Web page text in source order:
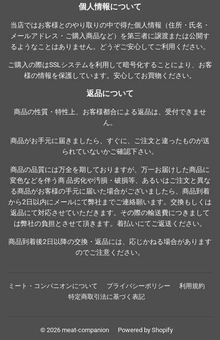
個人情報について
当店ではお客様とのやり取りの中で得た個人情報（住所・氏名・
メールアドレス・ご購入商品など）を第三者に譲渡または公開す
るようなことはありません。どうぞご安心してご利用ください。
ご購入の際はSSLシステムを利用して暗号化することにより、お客
様の情報を保護しています。安心してお買物ください。
返品について
商品の性質・特性上、お客様都合による返品は、受付できませ
ん。
商品がお手元に届きましたら、すぐに、ご注文と違ったものが送
られていないかご確認下さい。
商品の品質には万全を期しておりますが、万一お届けした商品に
変色などを伴う商 品劣化や汚損・破損等、あるいはご注文と異な
る商品がお客様の手元に届いた場合がございましたら、商品到着
から2日以内にメールにて弊社までご連絡願います。交換もしくは
返品にて対応させていただきます。その際の輸送費につきまして
は弊社の負担とさせて頂きます。着払いにてご返送ください。
商品到着後2日以降の交換・返品には、応じかねる場合があります
のでご注意ください。
ミート・コンパニオンについて プライバシーポリシー
利用規約
特定商取引法に基づく表記
© 2026 meat-companion Powered by Shopify